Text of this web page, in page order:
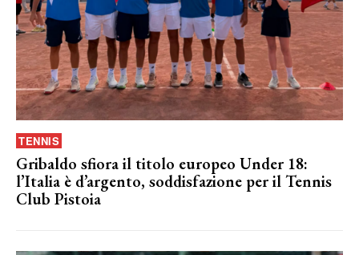
TENNIS
Gribaldo sfiora il titolo europeo Under 18:
l’Italia è d’argento, soddisfazione per il Tennis
Club Pistoia